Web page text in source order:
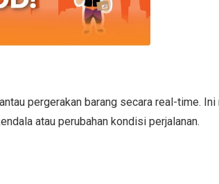
pergerakan barang secara real-time. Ini
atau perubahan kondisi perjalanan.